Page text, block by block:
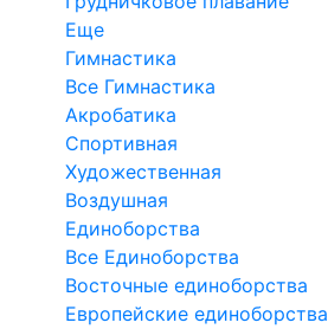
Еще
Гимнастика
Все Гимнастика
Акробатика
Спортивная
Художественная
Воздушная
Единоборства
Все Единоборства
Восточные единоборства
Европейские единоборства